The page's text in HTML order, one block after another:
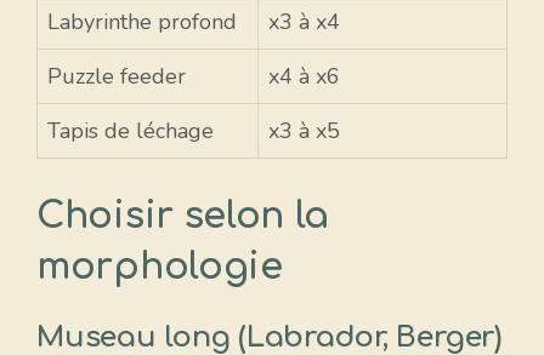
Labyrinthe profond
x3 à x4
Puzzle feeder
x4 à x6
Tapis de léchage
x3 à x5
Choisir selon la
morphologie
Museau long (Labrador, Berger)